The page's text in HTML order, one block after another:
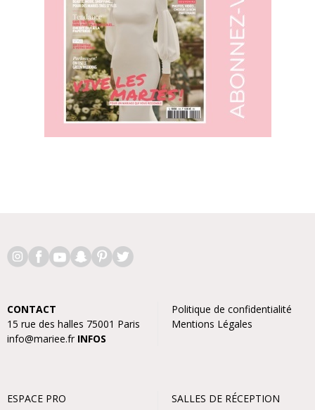
CONTACT
15 rue des halles 75001 Paris
info@mariee.fr INFOS
Politique de confidentialité
Mentions Légales
ESPACE PRO
SALLES DE RÉCEPTION